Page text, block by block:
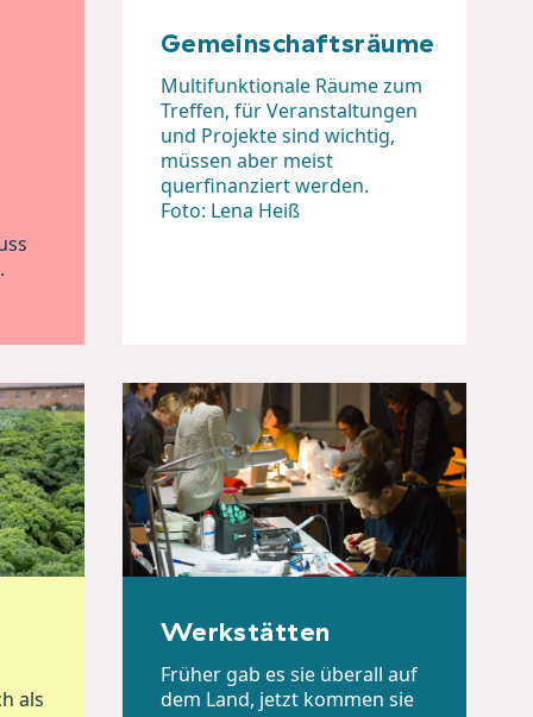
Gemeinschaftsräume
Multifunktionale Räume zum
Treffen, für Veranstaltungen
und Projekte sind wichtig,
müssen aber meist
querfinanziert werden.
Foto: Lena Heiß
als
Werkstätten
Früher gab es sie überall auf
dem Land, jetzt kommen sie